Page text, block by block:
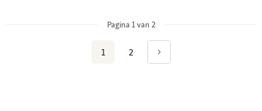
Pagina 1 van 2
1 2